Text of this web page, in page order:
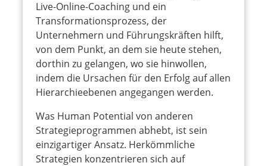
Live-Online-Coaching und ein
Transformationsprozess, der
Unternehmern und Führungskräften hilft,
von dem Punkt, an dem sie heute stehen,
dorthin zu gelangen, wo sie hinwollen,
indem die Ursachen für den Erfolg auf allen
Hierarchieebenen angegangen werden.
Was Human Potential von anderen
Strategieprogrammen abhebt, ist sein
einzigartiger Ansatz. Herkömmliche
Strategien konzentrieren sich auf